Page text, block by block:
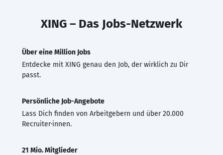
XING – Das Jobs-Netzwerk
Über eine Million Jobs
Entdecke mit XING genau den Job, der wirklich zu Dir
passt.
Persönliche Job-Angebote
Lass Dich finden von Arbeitgebern und über 20.000
Recruiter·innen.
21 Mio. Mitglieder